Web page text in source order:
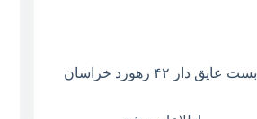
بست عایق دار ۴۲ رهورد خراسان